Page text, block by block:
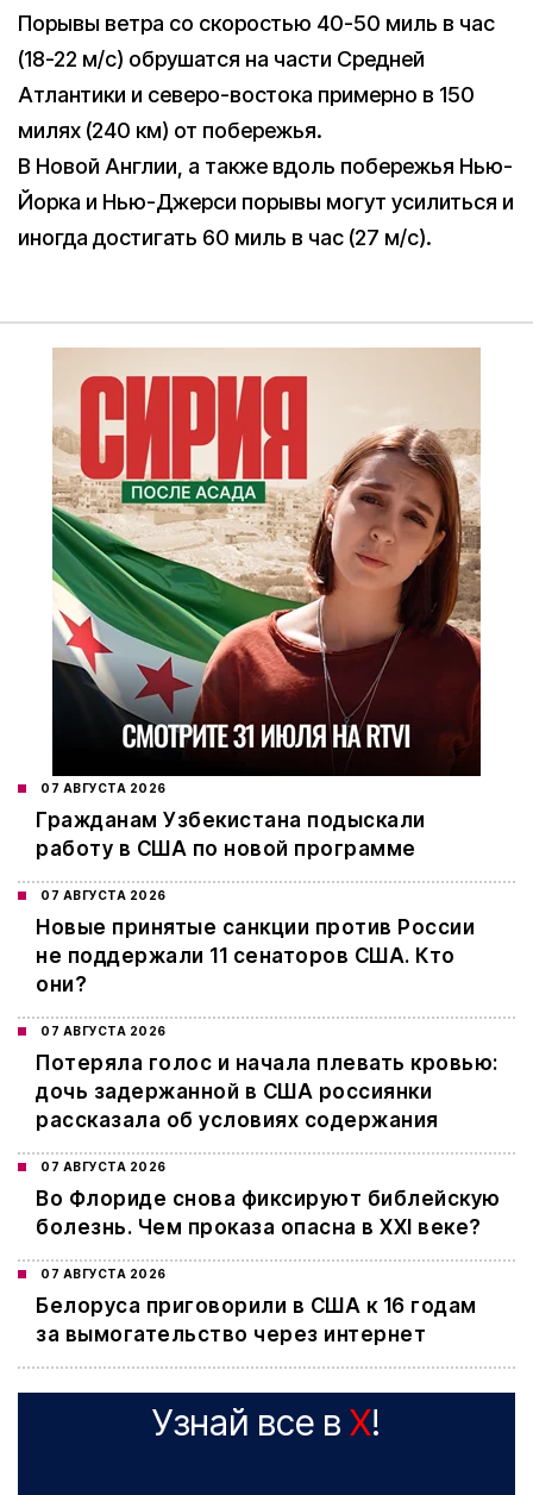
Порывы ветра со скоростью 40-50 миль в час
(18-22 м/с) обрушатся на части Средней
Атлантики и северо-востока примерно в 150
милях (240 км) от побережья.
В Новой Англии, а также вдоль побережья Нью-
Йорка и Нью-Джерси порывы могут усилиться и
иногда достигать 60 миль в час (27 м/c).
07 АВГУСТА 2026
Гражданам Узбекистана подыскали
работу в США по новой программе
07 АВГУСТА 2026
Новые принятые санкции против России
не поддержали 11 сенаторов США. Кто
они?
07 АВГУСТА 2026
Потеряла голос и начала плевать кровью:
дочь задержанной в США россиянки
рассказала об условиях содержания
07 АВГУСТА 2026
Во Флориде снова фиксируют библейскую
болезнь. Чем проказа опасна в XXI веке?
07 АВГУСТА 2026
Белоруса приговорили в США к 16 годам
за вымогательство через интернет
Узнай все в X!